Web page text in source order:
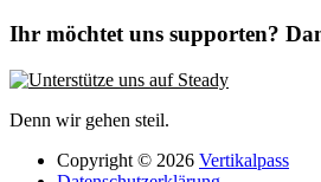
Ihr möchtet uns supporten?
Denn wir gehen steil.
Copyright © 2026 Vertikalpass